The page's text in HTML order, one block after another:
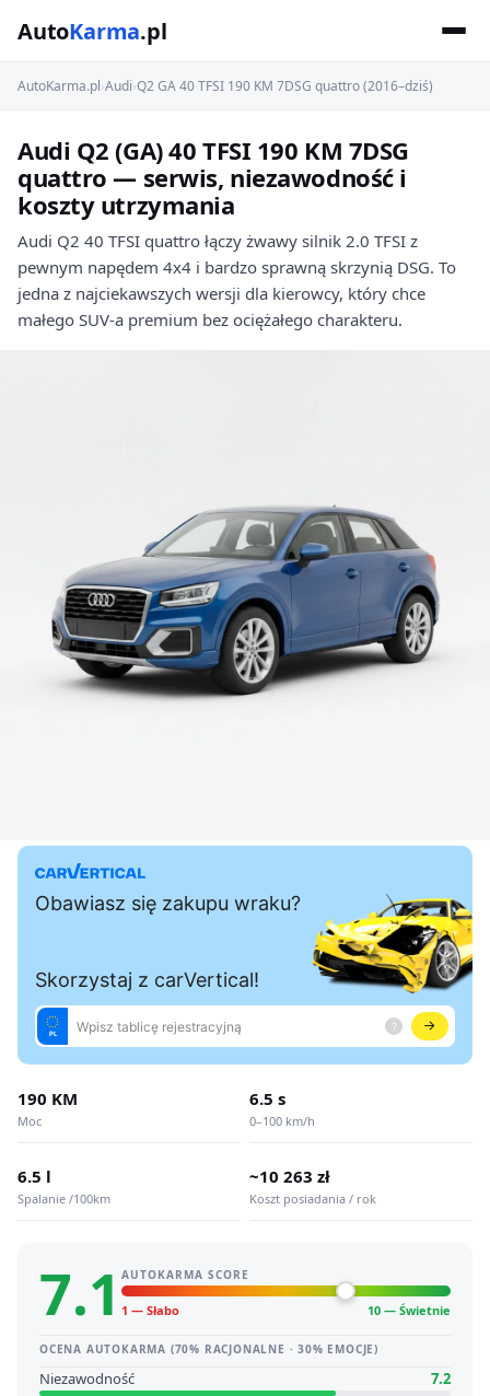
AutoKarma.pl
AutoKarma.pl›Audi›Q2 GA 40 TFSI 190 KM 7DSG quattro (2016–dziś)
Audi Q2 (GA) 40 TFSI 190 KM 7DSG
quattro — serwis, niezawodność i
koszty utrzymania
Audi Q2 40 TFSI quattro łączy żwawy silnik 2.0 TFSI z
pewnym napędem 4x4 i bardzo sprawną skrzynią DSG. To
jedna z najciekawszych wersji dla kierowcy, który chce
małego SUV-a premium bez ociężałego charakteru.
190 KM
Moc
6.5 s
0–100 km/h
6.5 l
Spalanie /100km
~10 263 zł
Koszt posiadania / rok
7.1 AUTOKARMA SCORE
1 — Słabo 10 — Świetnie
OCENA AUTOKARMA (70% RACJONALNE · 30% EMOCJE)
Niezawodność
7.2